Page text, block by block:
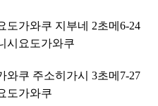
도가와쿠 지부네 2초메6-24
시요도가와쿠
와쿠 주소히가시 3초메7-27
도가와쿠